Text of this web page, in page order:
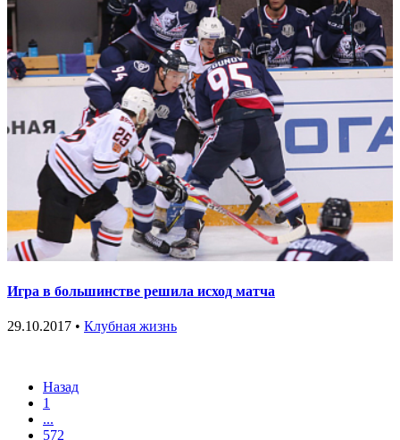
Игра в большинстве решила исход матча
29.10.2017 • Клубная жизнь
Назад
1
...
572